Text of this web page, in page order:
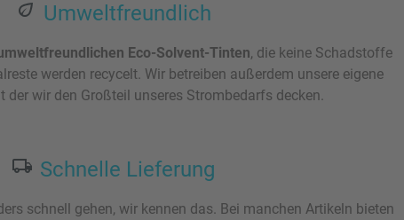
Umweltfreundlich
Eco-Solvent-Tinten, die keine Schadstoffe
werden recycelt. Wir betreiben außerdem unsere eigene
der wir den Großteil unseres Strombedarfs decken.
Schnelle Lieferung
schnell gehen, wir kennen das. Bei manchen Artikeln bieten